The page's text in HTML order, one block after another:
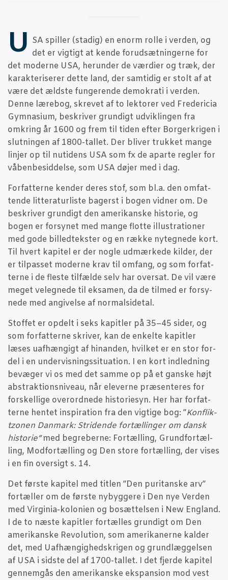
U SA spil­ler (sta­dig) en enorm rol­le i ver­den, og
det er vig­tigt at ken­de for­ud­sæt­nin­ger­ne for
det moder­ne USA, her­un­der de vær­di­er og træk, der
karak­te­ri­se­rer det­te land, der sam­ti­dig er stolt af at
være det æld­ste fun­ge­ren­de demo­kra­ti i ver­den.
Den­ne lære­bog, skre­vet af to lek­to­rer ved Fre­de­ri­cia
Gym­na­si­um, beskri­ver grun­digt udvik­lin­gen fra
omkring år 1600 og frem til tiden efter Bor­ger­kri­gen i
slut­nin­gen af 1800-tal­let. Der bli­ver truk­ket man­ge
linjer op til nuti­dens USA som fx de apar­te reg­ler for
våben­be­sid­del­se, som USA døjer med i dag.
For­fat­ter­ne ken­der deres stof, som bl.a. den omfat­
ten­de lit­te­ra­tur­li­ste bagerst i bogen vid­ner om. De
beskri­ver grun­digt den ame­ri­kan­ske histo­rie, og
bogen er for­sy­net med man­ge flot­te illu­stra­tio­ner
med gode bil­led­tek­ster og en ræk­ke nyteg­ne­de kort.
Til hvert kapi­tel er der nog­le udmær­ke­de kil­der, der
er til­pas­set moder­ne krav til omfang, og som for­fat­
ter­ne i de fle­ste til­fæl­de selv har over­sat. De vil være
meget vel­eg­ne­de til eksa­men, da de til­med er for­sy­
ne­de med angi­vel­se af normalsidetal.
Stof­fet er opdelt i seks kapit­ler på 35–45 sider, og
som for­fat­ter­ne skri­ver, kan de enkel­te kapit­ler
læses uaf­hæn­gigt af hin­an­den, hvil­ket er en stor for­
del i en under­vis­nings­si­tu­a­tion. I en kort ind­led­ning
bevæ­ger vi os med det sam­me op på et gan­ske højt
abstrak­tions­ni­veau, når ele­ver­ne præ­sen­te­res for
for­skel­li­ge over­ord­ne­de histo­ri­e­syn. Her har for­fat­
ter­ne hen­tet inspira­tion fra den vig­ti­ge bog: ”Kon­flik­
tzo­nen Dan­mark: Stri­den­de for­tæl­lin­ger om dansk
histo­rie”med begre­ber­ne: For­tæl­ling, Grund­for­tæl­
ling, Mod­for­tæl­ling og Den sto­re for­tæl­ling, der vises
i en fin over­sigt s. 14.
Det før­ste kapi­tel med tit­len ”Den puri­tan­ske arv”
for­tæl­ler om de før­ste nybyg­ge­re i Den nye Ver­den
med Vir­gi­nia-kolo­ni­en og bosæt­tel­sen i New Eng­land.
I de to næste kapit­ler for­tæl­les grun­digt om Den
ame­ri­kan­ske Revo­lu­tion, som ame­ri­ka­ner­ne kal­der
det, med Uaf­hæn­gig­heds­kri­gen og grund­læg­gel­sen
af USA i sid­ste del af 1700-tal­let. I det fjer­de kapi­tel
gen­nem­gås den ame­ri­kan­ske eks­pan­sion mod vest